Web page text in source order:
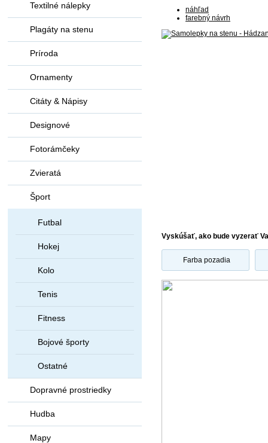
náhľad
farebný návrh
Vyskúšať, ako bude vyzerať
Farba pozadia
Textilné nálepky
Plagáty na stenu
Príroda
Ornamenty
Citáty & Nápisy
Designové
Fotorámčeky
Zvieratá
Šport
Futbal
Hokej
Kolo
Tenis
Fitness
Bojové športy
Ostatné
Dopravné prostriedky
Hudba
Mapy